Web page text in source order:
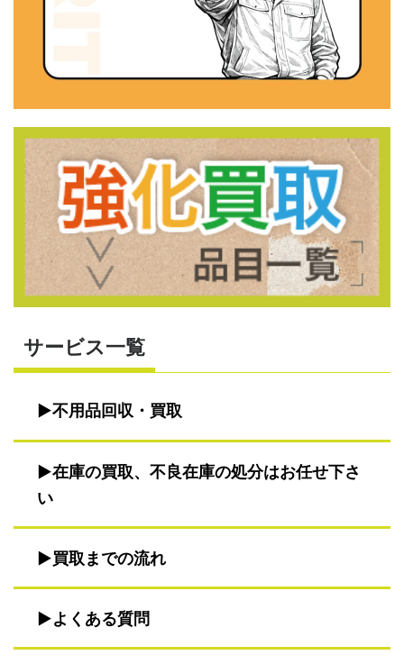
サービス一覧
不用品回収・買取
在庫の買取、不良在庫の処分はお任せ下さ
い
買取までの流れ
よくある質問